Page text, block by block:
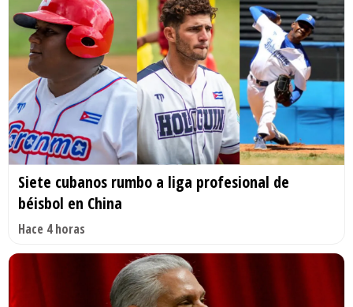
Siete cubanos rumbo a liga profesional de
béisbol en China
Hace 4 horas